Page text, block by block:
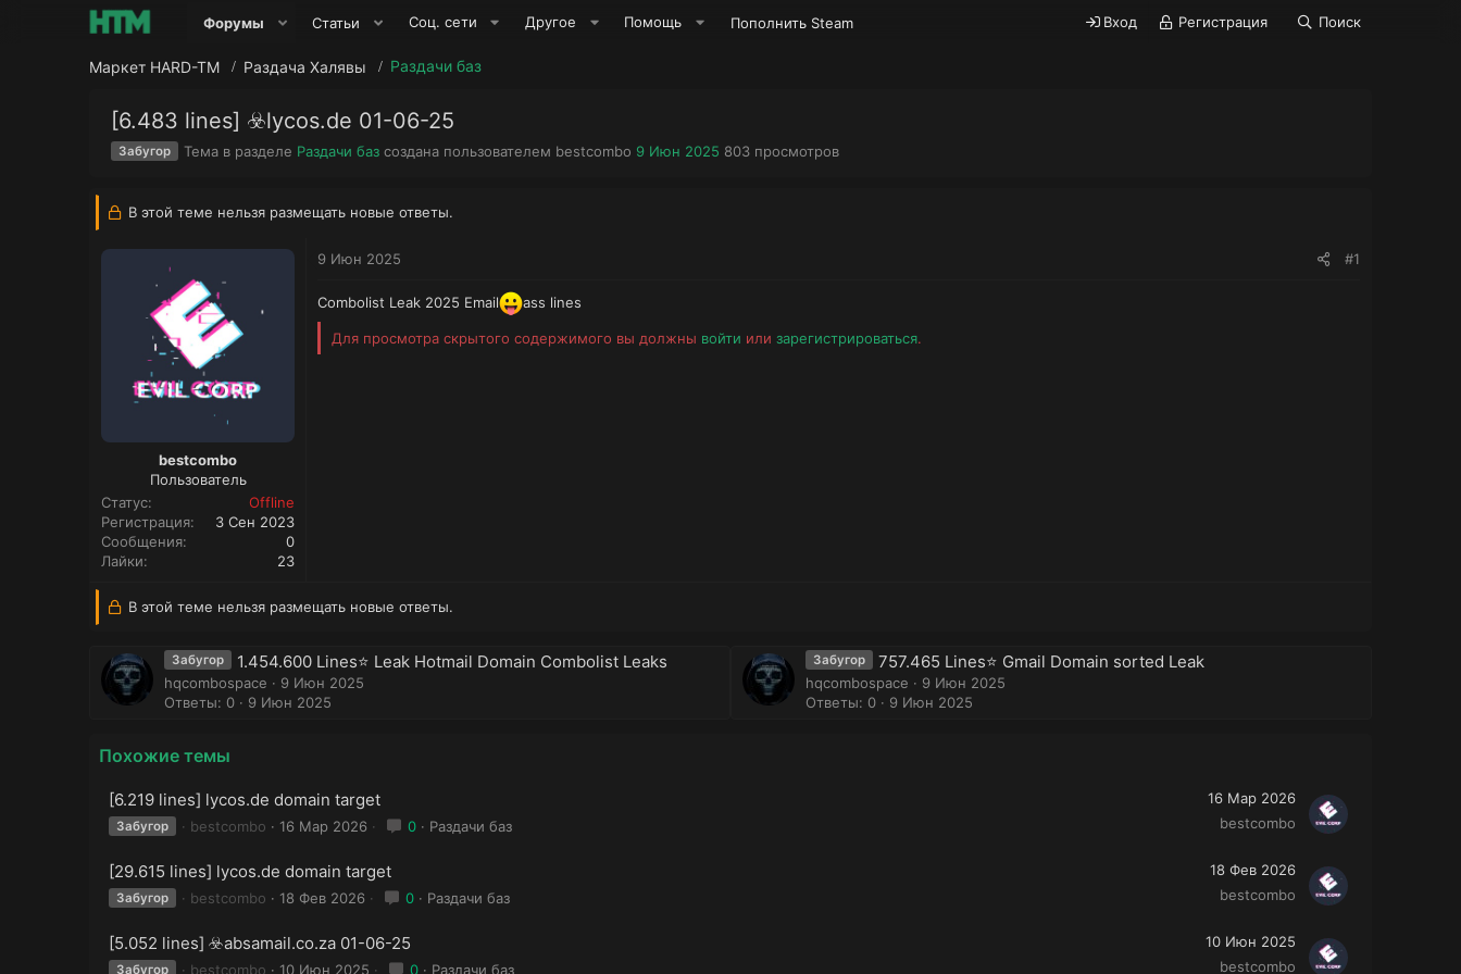
Форумы Статьи Соц. сети Другое Помощь Пополнить Steam Вход Регистрация Поиск
Маркет HARD-TM Раздача Халявы Раздачи баз
[6.483 lines] ☣️lycos.de 01-06-25
Забугор Тема в разделе Раздачи базсоздана пользователем А
ы
bestcombo Д
9 Июн 2025 П
803просмотров
В этой теме нельзя размещать новые ответы.
bestcombo
Пользователь
Статус
Offline
Регистрация
3 Сен 2023
Сообщения
0
Лайки
23
9 Июн 2025 #1
Combolist Leak 2025 Email ass lines
Для просмотра скрытого содержимого вы должны войти или зарегистрироваться.
В этой теме нельзя размещать новые ответы.
Забугор 1.454.600 Lines⭐️ Leak Hotmail Domain Combolist Leaks
hqcombospace
9 Июн 2025
Ответы: 0
9 Июн 2025
Забугор 757.465 Lines⭐️ Gmail Domain sorted Leak
hqcombospace
9 Июн 2025
Ответы: 0
9 Июн 2025
Похожие темы
[6.219 lines] lycos.de domain target
Забугор bestcombo 16 Мар 2026 0 Раздачи баз
16 Мар 2026
bestcombo
[29.615 lines] lycos.de domain target
Забугор bestcombo 18 Фев 2026 0 Раздачи баз
18 Фев 2026
bestcombo
[5.052 lines] ☣️absamail.co.za 01-06-25
Забугор bestcombo 10 Июн 2025 0 Раздачи баз
10 Июн 2025
bestcombo